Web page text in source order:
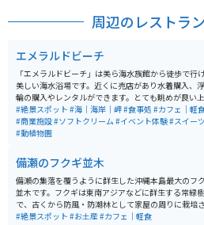
周辺のレストラ
エメラルドビーチ
「エメラルドビーチ」は美ら海水族館から徒歩で行
美しい海水浴場です。近くに売店があり水着購入、
輪の購入やレンタルができます。とても眺めが良い
砂質も良く、浮草やゴミもあまりありません。シーズ
中は監視員も常駐しています。ブルーシールアイスク
ームを食べることもできます。午前中にビーチで遊び
引された水族館に行くと、まる1日で沖縄旅行が満喫出
来る素晴らしいエリアになります。
#絶景スポット #海｜海岸｜岬#食事処 #カフェ｜軽
#商業施設#ソフトクリーム#イベント体験#スイーツ
#動植物園
備瀬のフクギ並木
備瀬の集落を覆うように群生した沖縄本島最大のフ
並木です。フクギは東南アジアなどに群生する常緑樹
で、古くから防風・防潮林として家屋の周りに栽培
台風の雨風からも集落を守っています。 水牛車やレンタ
#絶景スポット #お土産#カフェ｜軽食